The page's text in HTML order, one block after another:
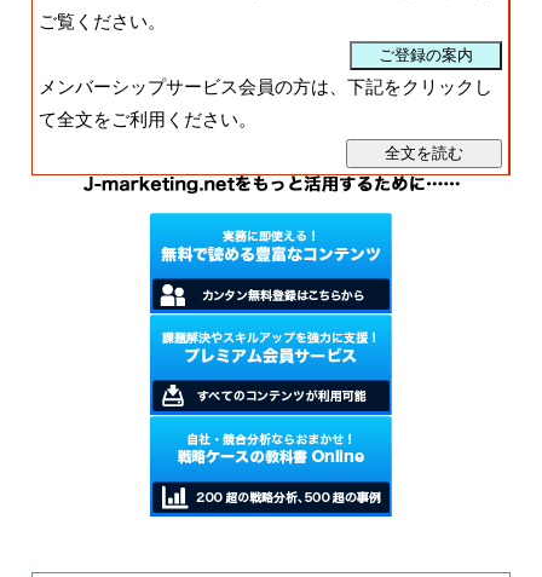
ご覧ください。
メンバーシップサービス会員の方は、下記をクリックし
て全文をご利用ください。